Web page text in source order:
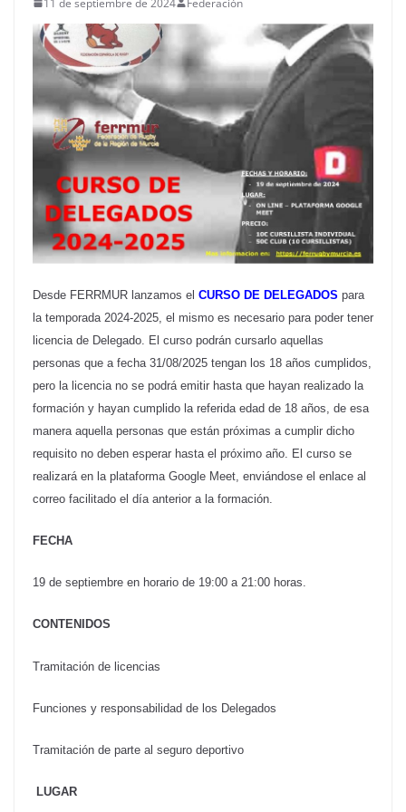
Desde FERRMUR lanzamos el CURSO DE DELEGADOS para
la temporada 2024-2025, el mismo es necesario para poder tener
licencia de Delegado. El curso podrán cursarlo aquellas
personas que a fecha 31/08/2025 tengan los 18 años cumplidos,
pero la licencia no se podrá emitir hasta que hayan realizado la
formación y hayan cumplido la referida edad de 18 años, de esa
manera aquella personas que están próximas a cumplir dicho
requisito no deben esperar hasta el próximo año. El curso se
realizará en la plataforma Google Meet, enviándose el enlace al
correo facilitado el día anterior a la formación.
FECHA
19 de septiembre en horario de 19:00 a 21:00 horas.
CONTENIDOS
Tramitación de licencias
Funciones y responsabilidad de los Delegados
Tramitación de parte al seguro deportivo
LUGAR